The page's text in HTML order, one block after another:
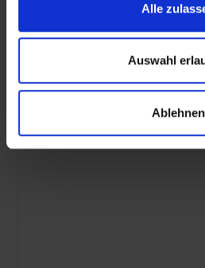
Alle
Auswahl
Ablehnen
Weniger manuelle
laufen strukturierter, damit
nacharbeiten muss.